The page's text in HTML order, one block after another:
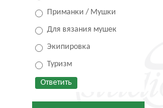
Приманки / Мушки
Для вязания мушек
Экипировка
Туризм